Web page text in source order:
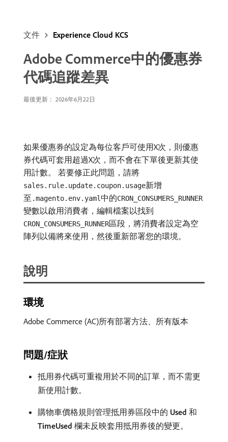
文件 Experience Cloud KCS
Adobe Commerce中的優惠券
代碼追蹤差異
最後更新： 2026年6月22日
如果優惠券的設定為每位客戶可使用X次，則優惠
券代碼可套用超過X次，而不會在下單後更新其使
用計數。 若要修正此問題，請將
sales.rule.update.coupon.usage新增
至 .magento.env.yaml中的CRON_CONSUMERS_RUNNER
變數以啟用消費者，編輯檔案以找到
CRON_CONSUMERS_RUNNER區段，將消費者設定為空
陣列以備將來使用，然後重新部署您的環境。
說明
環境
Adobe Commerce (AC)所有部署方法、所有版本
問題/症狀
抵用券代碼可重複用於不同的訂單，而不需更
新使用計數。
購物車價格規則管理抵用券區段中的 Used 和
TimeUsed 欄未反映套用抵用券後的變更。